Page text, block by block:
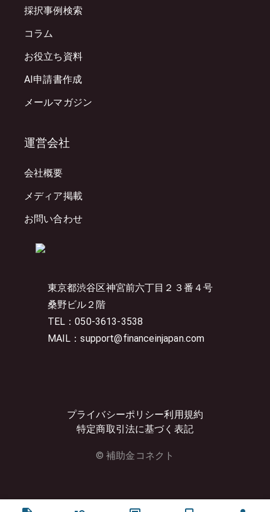
東京都渋谷区神宮前六丁目２３番４号
桑野ビル２階
TEL：050-3613-3538
MAIL：support@financeinjapan.com
プライバシーポリシー利用規約
特定商取引法に基づく表記
© 補助金コネクト
採択事例検索
コラム
お役立ち資料
AI申請書作成
メールマガジン
運営会社
会社概要
メディア掲載
お問い合わせ